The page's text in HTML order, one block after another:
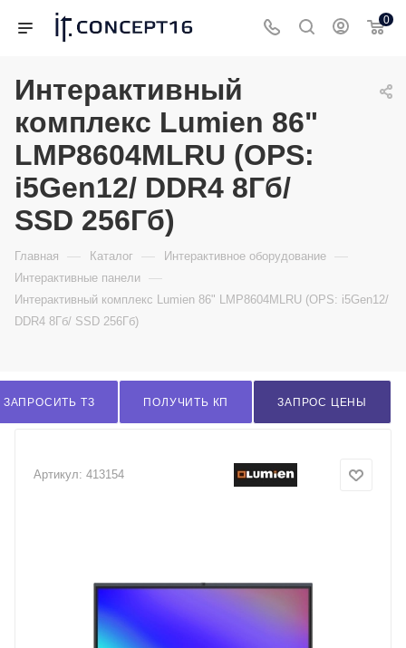
0
Интерактивный
комплекс Lumien 86"
LMP8604MLRU (OPS:
i5Gen12/ DDR4 8Гб/
SSD 256Гб)
Главная — Каталог — Интерактивное оборудование —
Интерактивные панели —
Интерактивный комплекс Lumien 86" LMP8604MLRU (OPS: i5Gen12/
DDR4 8Гб/ SSD 256Гб)
ЗАПРОСИТЬ ТЗ ПОЛУЧИТЬ КП ЗАПРОС ЦЕНЫ
Артикул: 413154